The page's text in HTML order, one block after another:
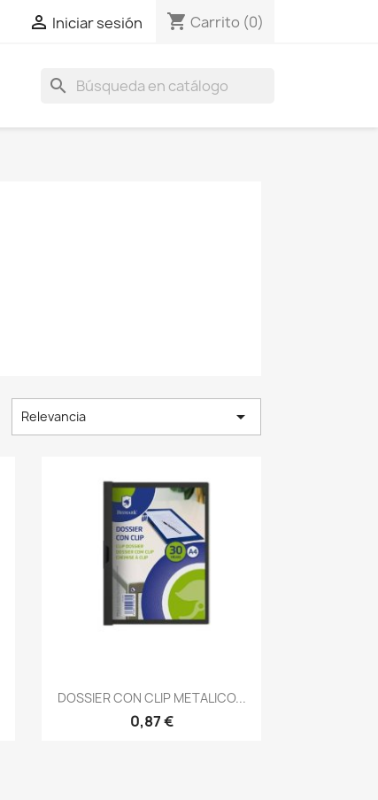
 Iniciar sesión shopping_cart Carrito (0)
search
Relevancia 
Vista rápida
DOSSIER CON CLIP METALICO...
0,87 €